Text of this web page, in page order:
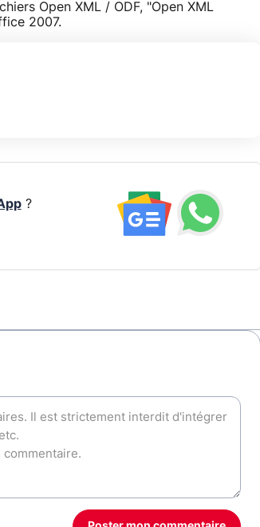
Open XML / ODF, "Open XML
2007.
?